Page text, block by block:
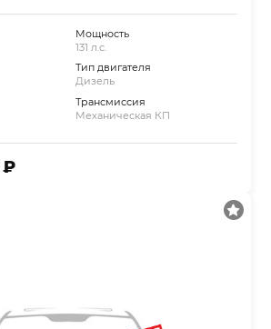
Мощность
131 л.с.
Тип двигателя
Дизель
Трансмиссия
Механическая КП
₽